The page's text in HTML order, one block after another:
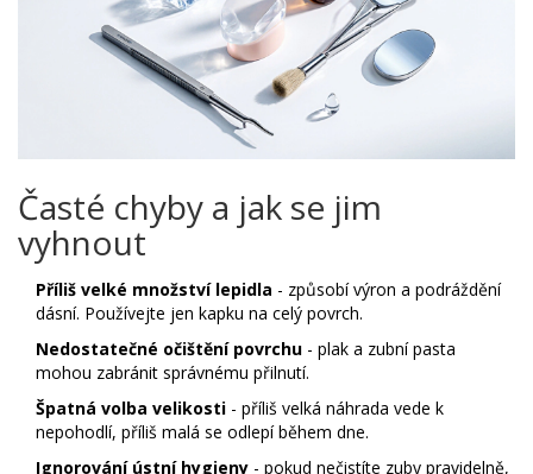
Časté chyby a jak se jim
vyhnout
Příliš velké množství lepidla - způsobí výron a podráždění
dásní. Používejte jen kapku na celý povrch.
Nedostatečné očištění povrchu - plak a zubní pasta
mohou zabránit správnému přilnutí.
Špatná volba velikosti - příliš velká náhrada vede k
nepohodlí, příliš malá se odlepí během dne.
Ignorování ústní hygieny - pokud nečistíte zuby pravidelně,